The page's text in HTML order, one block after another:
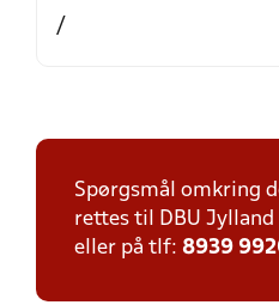
/
Spørgsmål omkring
rettes til DBU Jylland
eller på tlf: 8939